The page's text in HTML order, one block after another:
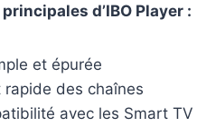
d’IBO Player :
et épurée
rapide des chaînes
avec les Smart TV